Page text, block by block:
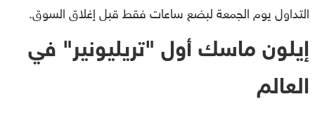
التداول يوم الجمعة لبضع ساعات فقط قبل إغلاق السوق.
إيلون ماسك أول "تريليونير" في
العالم